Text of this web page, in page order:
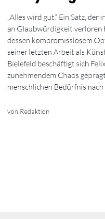
„Alles wird gut.“ Ein Satz,
an Glaubwürdigkeit verloren
dessen kompromisslosem
seiner letzten Arbeit als
Bielefeld beschäftigt sich
zunehmendem Chaos
menschlichen Bedürfnis
von Redaktion